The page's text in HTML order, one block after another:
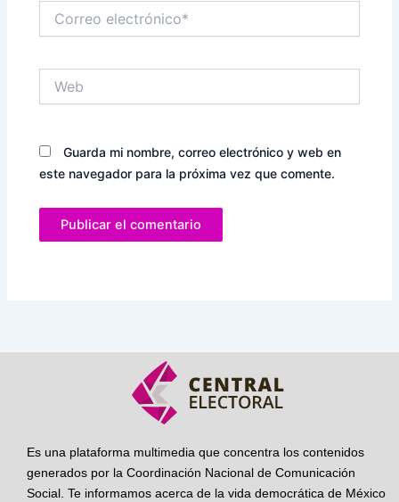
electrónico*
Guarda mi nombre, correo electrónico y web en
este navegador para la próxima vez que comente.
Es una plataforma multimedia que concentra los contenidos
generados por la Coordinación Nacional de Comunicación
Social. Te informamos acerca de la vida democrática de México